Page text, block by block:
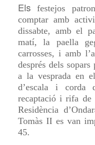
Els festejos
comptar amb
dissabte, amb el
matí, la paella
carrosses, i amb
després dels
a la vesprada en
d’escala i corda
recaptació i rifa
Residència
Tomàs II es van
45.